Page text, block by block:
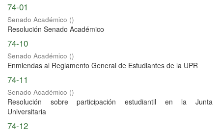
74-01
Senado Académico ()
Resolución Senado Académico
74-10
Senado Académico ()
Enmiendas al Reglamento General de Estudiantes de la UPR
74-11
Senado Académico ()
Resolución sobre participación estudiantil en la Junta
Universitaria
74-12